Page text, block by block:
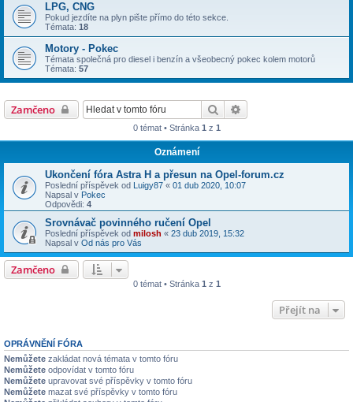
LPG, CNG
Pokud jezdíte na plyn pište přímo do této sekce.
Témata: 18
Motory - Pokec
Témata společná pro diesel i benzín a všeobecný pokec kolem motorů
Témata: 57
Zamčeno Hledat
0 témat • Stránka 1 z 1
Oznámení
Ukončení fóra Astra H a přesun na Opel-forum.cz
Poslední příspěvek od Luigy87 « 01 dub 2020, 10:07
Napsal v Pokec
Odpovědi: 4
Srovnávač povinného ručení Opel
Poslední příspěvek od milosh « 23 dub 2019, 15:32
Napsal v Od nás pro Vás
Zamčeno
0 témat • Stránka 1 z 1
Přejít na
OPRÁVNĚNÍ FÓRA
Nemůžete zakládat nová témata v tomto fóru
Nemůžete odpovídat v tomto fóru
Nemůžete upravovat své příspěvky v tomto fóru
Nemůžete mazat své příspěvky v tomto fóru